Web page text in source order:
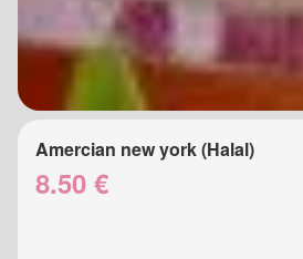
Amercian new york (Halal)
8.50 €